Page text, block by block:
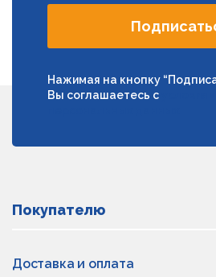
Нажимая на кнопку
Вы соглашаетесь с
Покупателю
Доставка и оплата